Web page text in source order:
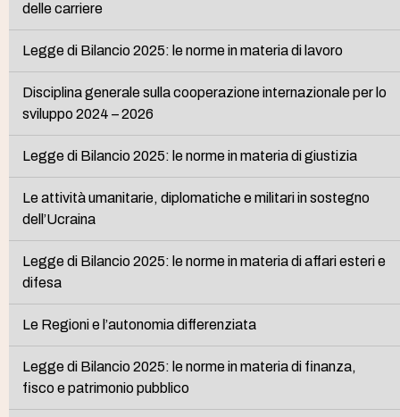
delle carriere
Legge di Bilancio 2025: le norme in materia di lavoro
Disciplina generale sulla cooperazione internazionale per lo
sviluppo 2024 – 2026
Legge di Bilancio 2025: le norme in materia di giustizia
Le attività umanitarie, diplomatiche e militari in sostegno
dell’Ucraina
Legge di Bilancio 2025: le norme in materia di affari esteri e
difesa
Le Regioni e l’autonomia differenziata
Legge di Bilancio 2025: le norme in materia di finanza,
fisco e patrimonio pubblico